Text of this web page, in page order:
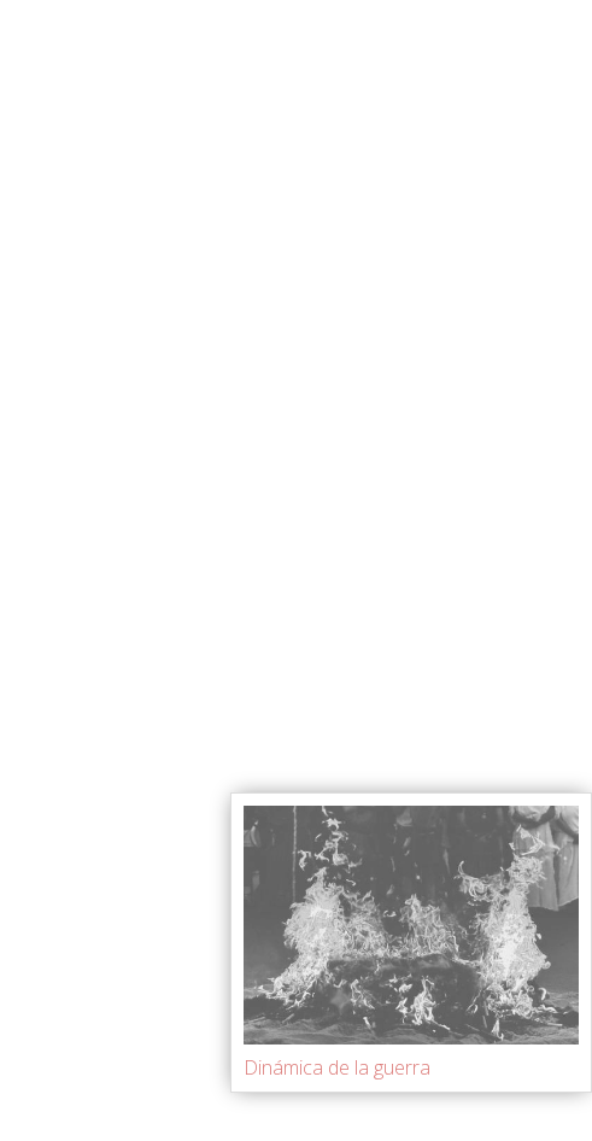
Dinámica de la guerra